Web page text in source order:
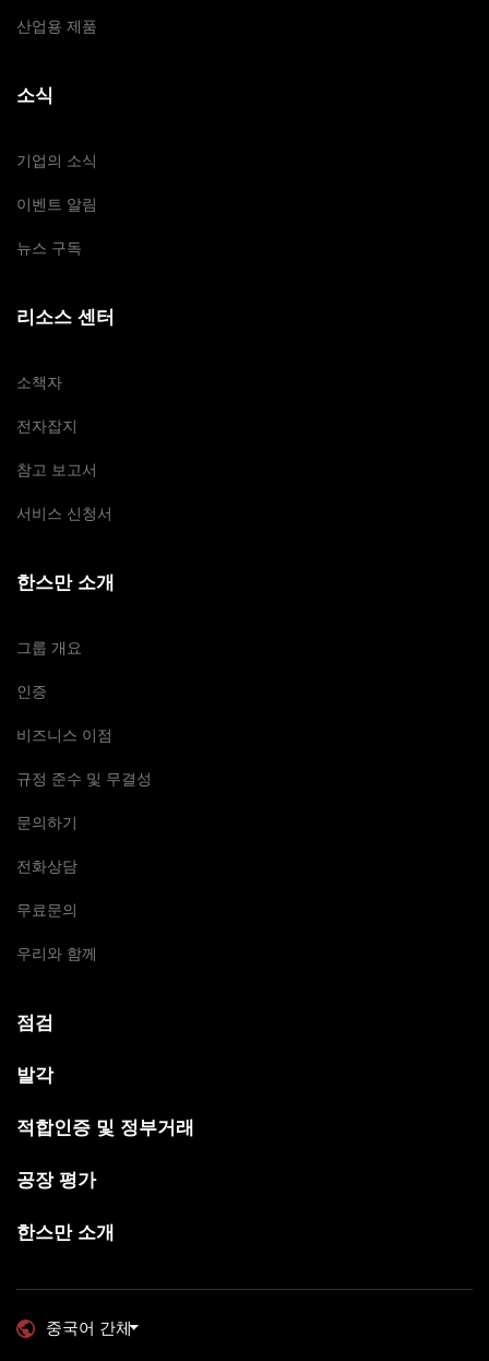
산업용 제품
소식
기업의 소식
이벤트 알림
뉴스 구독
리소스 센터
소책자
전자잡지
참고 보고서
서비스 신청서
한스만 소개
그룹 개요
인증
비즈니스 이점
규정 준수 및 무결성
문의하기
전화상담
무료문의
우리와 함께
점검
발각
적합인증 및 정부거래
공장 평가
한스만 소개
중국어 간체